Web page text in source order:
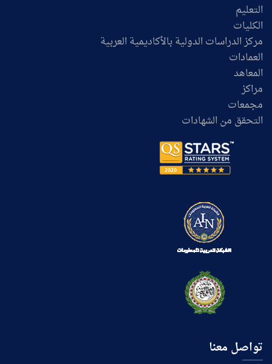
التعليم
الكليات
مركز الدراسات الدولية بالأكاديمية العربية
العمادات
المعاهد
مراكز
مجمعات
التحقق من الشهادات
تواصل معنا